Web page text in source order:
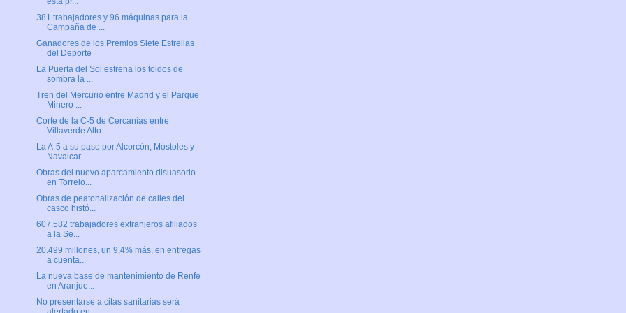
381 trabajadores y 96 máquinas para la
Campaña de ...
Ganadores de los Premios Siete Estrellas
del Deporte
La Puerta del Sol estrena los toldos de
sombra la ...
Tren del Mercurio entre Madrid y el Parque
Minero ...
Corte de la C-5 de Cercanías entre
Villaverde Alto...
La A-5 a su paso por Alcorcón, Móstoles y
Navalcar...
Obras del nuevo aparcamiento disuasorio
en Torrelo...
Obras de peatonalización de calles del
casco histó...
607.582 trabajadores extranjeros afiliados
a la Se...
20.499 millones, un 9,4% más, en entregas
a cuenta...
La nueva base de mantenimiento de Renfe
en Aranjue...
No presentarse a citas sanitarias será